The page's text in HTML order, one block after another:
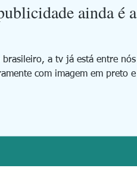
ainda é a
a tv já está entre nós
com imagem em preto e